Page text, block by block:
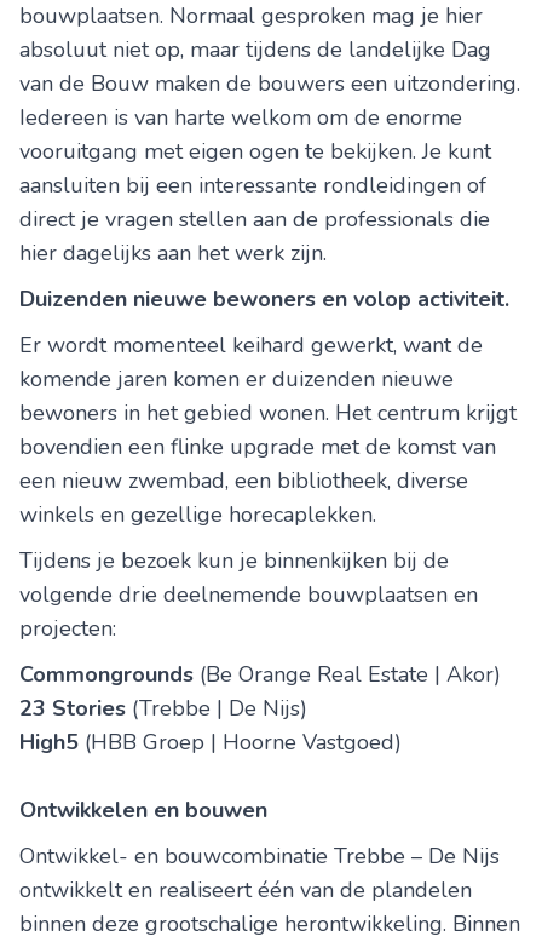
bouwplaatsen. Normaal gesproken mag je hier
absoluut niet op, maar tijdens de landelijke Dag
van de Bouw maken de bouwers een uitzondering.
Iedereen is van harte welkom om de enorme
vooruitgang met eigen ogen te bekijken. Je kunt
aansluiten bij een interessante rondleidingen of
direct je vragen stellen aan de professionals die
hier dagelijks aan het werk zijn.
Duizenden nieuwe bewoners en volop activiteit.
Er wordt momenteel keihard gewerkt, want de
komende jaren komen er duizenden nieuwe
bewoners in het gebied wonen. Het centrum krijgt
bovendien een flinke upgrade met de komst van
een nieuw zwembad, een bibliotheek, diverse
winkels en gezellige horecaplekken.
Tijdens je bezoek kun je binnenkijken bij de
volgende drie deelnemende bouwplaatsen en
projecten:
Commongrounds (Be Orange Real Estate | Akor)
23 Stories (Trebbe | De Nijs)
High5 (HBB Groep | Hoorne Vastgoed)
Ontwikkelen en bouwen
Ontwikkel- en bouwcombinatie Trebbe – De Nijs
ontwikkelt en realiseert één van de plandelen
binnen deze grootschalige herontwikkeling. Binnen